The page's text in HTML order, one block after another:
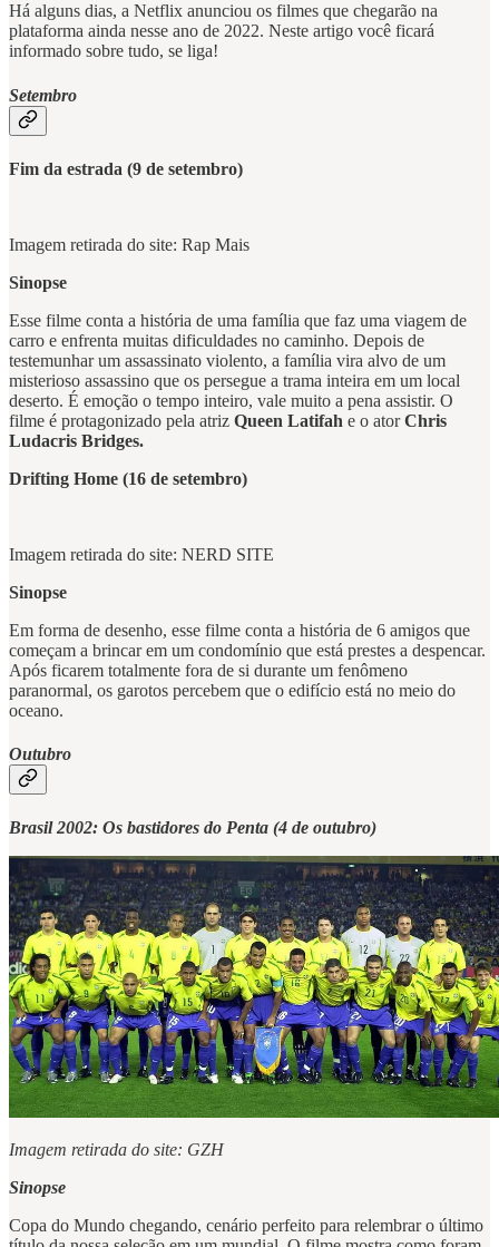
Há alguns dias, a Netflix anunciou os filmes que chegarão na
plataforma ainda nesse ano de 2022. Neste artigo você ficará
informado sobre tudo, se liga!
Setembro
Fim da estrada (9 de setembro)
Imagem retirada do site: Rap Mais
Sinopse
Esse filme conta a história de uma família que faz uma viagem de
carro e enfrenta muitas dificuldades no caminho. Depois de
testemunhar um assassinato violento, a família vira alvo de um
misterioso assassino que os persegue a trama inteira em um local
deserto. É emoção o tempo inteiro, vale muito a pena assistir. O
filme é protagonizado pela atriz Queen Latifah e o atorChris
Ludacris Bridges.
Drifting Home (16 de setembro)
Imagem retirada do site: NERD SITE
Sinopse
Em forma de desenho, esse filme conta a história de 6 amigos que
começam a brincar em um condomínio que está prestes a despencar.
Após ficarem totalmente fora de si durante um fenômeno
paranormal, os garotos percebem que o edifício está no meio do
oceano.
Outubro
Brasil 2002: Os bastidores do Penta (4 de outubro)
Imagem retirada do site: GZH
Sinopse
Copa do Mundo chegando, cenário perfeito para relembrar o último